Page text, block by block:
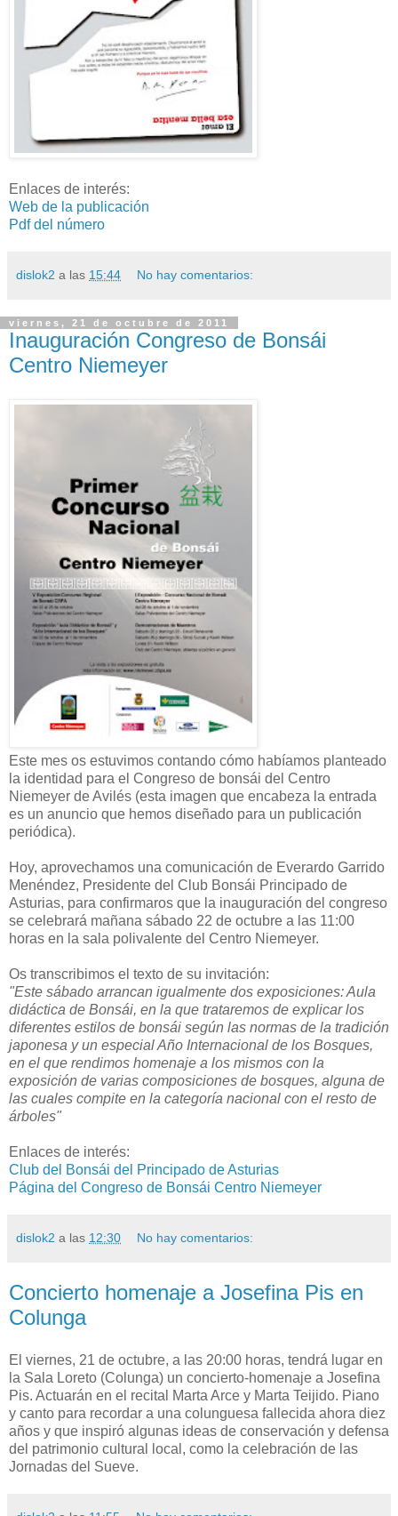
Enlaces de interés:
Web de la publicación
Pdf del número
dislok2 a las 15:44 No hay comentarios:
viernes, 21 de octubre de 2011
Inauguración Congreso de Bonsái
Centro Niemeyer
Este mes os estuvimos contando cómo habíamos planteado
la identidad para el Congreso de bonsái del Centro
Niemeyer de Avilés (esta imagen que encabeza la entrada
es un anuncio que hemos diseñado para un publicación
periódica).
Hoy, aprovechamos una comunicación de Everardo Garrido
Menéndez, Presidente del Club Bonsái Principado de
Asturias, para confirmaros que la inauguración del congreso
se celebrará mañana sábado 22 de octubre a las 11:00
horas en la sala polivalente del Centro Niemeyer.
Os transcribimos el texto de su invitación:
"Este sábado arrancan igualmente dos exposiciones: Aula
didáctica de Bonsái, en la que trataremos de explicar los
diferentes estilos de bonsái según las normas de la tradición
japonesa y un especial Año Internacional de los Bosques,
en el que rendimos homenaje a los mismos con la
exposición de varias composiciones de bosques, alguna de
las cuales compite en la categoría nacional con el resto de
árboles"
Enlaces de interés:
Club del Bonsái del Principado de Asturias
Página del Congreso de Bonsái Centro Niemeyer
dislok2 a las 12:30 No hay comentarios:
Concierto homenaje a Josefina Pis en
Colunga
El viernes, 21 de octubre, a las 20:00 horas, tendrá lugar en
la Sala Loreto (Colunga) un concierto-homenaje a Josefina
Pis. Actuarán en el recital Marta Arce y Marta Teijido. Piano
y canto para recordar a una colunguesa fallecida ahora diez
años y que inspiró algunas ideas de conservación y defensa
del patrimonio cultural local, como la celebración de las
Jornadas del Sueve.